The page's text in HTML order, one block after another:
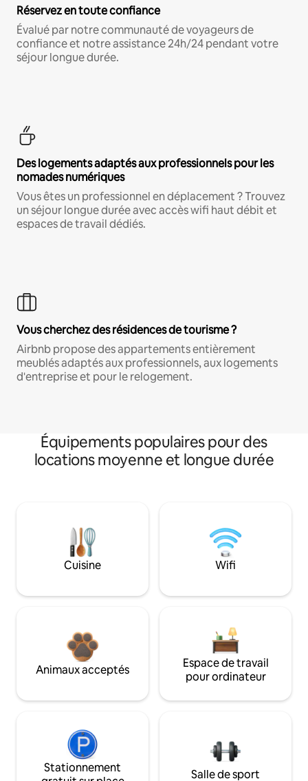
Réservez en toute confiance
Évalué par notre communauté de voyageurs de
confiance et notre assistance 24h/24 pendant votre
séjour longue durée.
Des logements adaptés aux professionnels pour les
nomades numériques
Vous êtes un professionnel en déplacement ? Trouvez
un séjour longue durée avec accès wifi haut débit et
espaces de travail dédiés.
Vous cherchez des résidences de tourisme ?
Airbnb propose des appartements entièrement
meublés adaptés aux professionnels, aux logements
d'entreprise et pour le relogement.
Équipements populaires pour des
locations moyenne et longue durée
Cuisine Wifi
Animaux acceptés
Espace de travail
pour ordinateur
Stationnement
Salle de sport